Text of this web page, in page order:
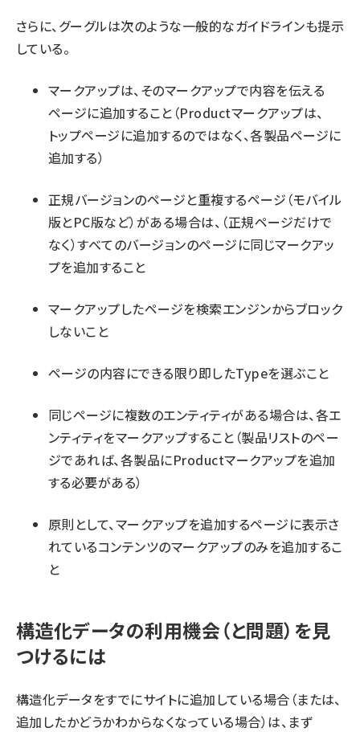
さらに、グーグルは次のような一般的なガイドラインも提示
している。
マークアップは、そのマークアップで内容を伝える
ページに追加すること（Productマークアップは、
トップページに追加するのではなく、各製品ページに
追加する）
正規バージョンのページと重複するページ（モバイル
版とPC版など）がある場合は、（正規ページだけで
なく）すべてのバージョンのページに同じマークアッ
プを追加すること
マークアップしたページを検索エンジンからブロック
しないこと
ページの内容にできる限り即したTypeを選ぶこと
同じページに複数のエンティティがある場合は、各エ
ンティティをマークアップすること（製品リストのペー
ジであれば、各製品にProductマークアップを追加
する必要がある）
原則として、マークアップを追加するページに表示さ
れているコンテンツのマークアップのみを追加するこ
と
構造化データの利用機会（と問題）を見
つけるには
構造化データをすでにサイトに追加している場合（または、
追加したかどうかわからなくなっている場合）は、まず